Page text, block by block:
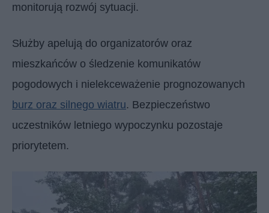
monitorują rozwój sytuacji.
Służby apelują do organizatorów oraz
mieszkańców o śledzenie komunikatów
pogodowych i nielekceważenie prognozowanych
burz oraz silnego wiatru. Bezpieczeństwo
uczestników letniego wypoczynku pozostaje
priorytetem.